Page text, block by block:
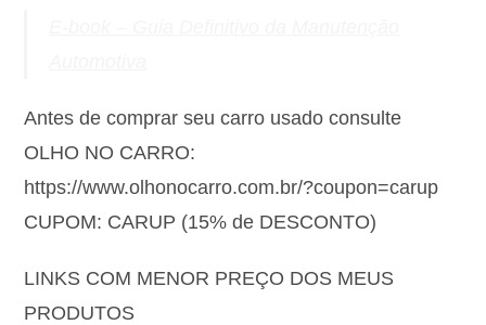
Antes de comprar seu carro usado consulte
OLHO NO CARRO:
https://www.olhonocarro.com.br/?coupon=carup
CUPOM: CARUP (15% de DESCONTO)
LINKS COM MENOR PREÇO DOS MEUS
PRODUTOS